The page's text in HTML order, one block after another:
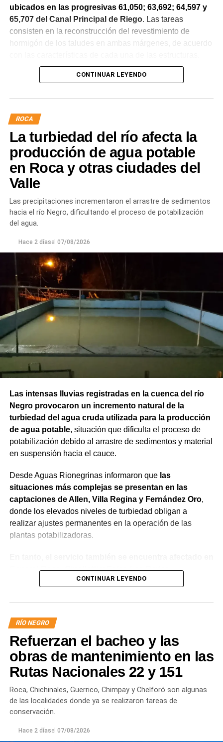
ubicados en las progresivas 61,050; 63,692; 64,597 y
65,707 del Canal Principal de Riego. Las tareas
consisten en la reconstrucción del revestimiento de
hormigón de los taludes en ambas márgenes, de acuerdo
La obra incluye la demolición de losas deterioradas, la
requieren, la ejecución de un nuevo revestimiento de
hormigón reforzado con malla de acero y el sellado de
juntas para mejorar la durabilidad de la infraestructura.
Desde el DPA destacaron que esta intervención forma
parte del plan de mantenimiento y renovación de la
infraestructura hídrica provincial, con el propósito de
optimizar la conducción del agua, preservar el Canal
seguro para los productores del Alto Valle.
CONTINUAR LEYENDO
ROCA
La turbiedad del río afecta la
producción de agua potable
en Roca y otras ciudades del
Valle
Las precipitaciones incrementaron el arrastre de sedimentos
hacia el río Negro, dificultando el proceso de potabilización
del agua.
Hace 2 díasel 07/08/2026
Las intensas lluvias registradas en la cuenca del río
Negro provocaron un incremento natural de la
turbiedad del agua cruda utilizada para la producción
de agua potable, situación que dificulta el proceso de
potabilización debido al arrastre de sedimentos y material
en suspensión hacia el cauce.
Desde Aguas Rionegrinas informaron que las
situaciones más complejas se presentan en las
captaciones de Allen, Villa Regina y Fernández Oro,
donde los elevados niveles de turbiedad obligan a
realizar ajustes permanentes en la operación de las
plantas potabilizadoras.
General Roca, Cipolletti y Balsa Las Perlas,
localidades donde podrían registrarse bajas de
trabaja para sostener la producción de agua potable.
Por otra parte, en Gral. E. Godoy se registran valores de
turbiedad cercanos a 80 NTU, mientras que en
Chichinales rondan los 10 NTU. En ambos casos, las
plantas continúan funcionando con monitoreo
permanente.
Los equipos técnicos de Aguas Rionegrinas mantienen
un seguimiento constante de la evolución de la turbiedad
con las condiciones que presenta el río.
CONTINUAR LEYENDO
RÍO NEGRO
Refuerzan el bacheo y las
obras de mantenimiento en las
Rutas Nacionales 22 y 151
Roca, Chichinales, Guerrico, Chimpay y Chelforó son algunas
de las localidades donde ya se realizaron tareas de
conservación.
Hace 2 díasel 07/08/2026